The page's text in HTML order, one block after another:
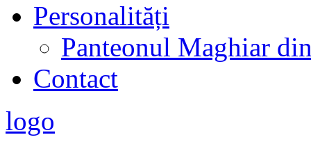
Personalități
Panteonul Maghiar
Contact
logo